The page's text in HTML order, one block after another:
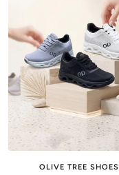
OLIVE TREE SHOES